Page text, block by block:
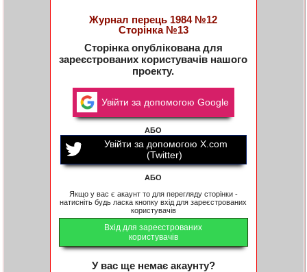
Журнал перець 1984 №12
Сторінка №13
Сторінка опублікована для
зареєстрованих користувачів нашого
проекту.
Увійти за допомогою Google
АБО
Увійти за допомогою X.com
(Twitter)
АБО
Якщо у вас є акаунт то для перегляду сторінки -
натисніть будь ласка кнопку вхід для зареєстрованих
користувачів
Вхід для зареєстрованих
користувачів
У вас ще немає акаунту?